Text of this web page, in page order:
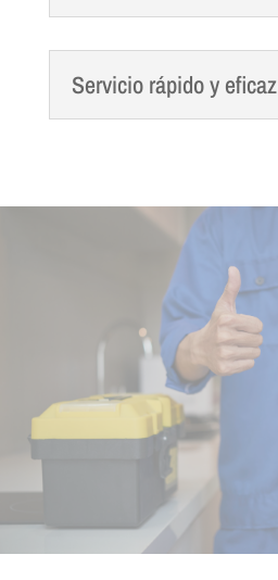
Servicio rápido y eficaz